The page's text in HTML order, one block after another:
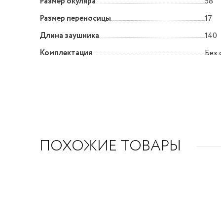
Размер переносицы
17
Длина заушника
140
Комплектация
Без
ПОХОЖИЕ ТОВАРЫ